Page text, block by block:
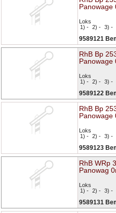
Panowage
Loks
1) - 2) - 3) -
9589121
RhB Bp
Panowage
Loks
1) - 2) - 3) -
9589122
RhB Bp
Panowage
Loks
1) - 2) - 3) -
9589123
RhB WRp
Panowag
Loks
1) - 2) - 3) -
9589131